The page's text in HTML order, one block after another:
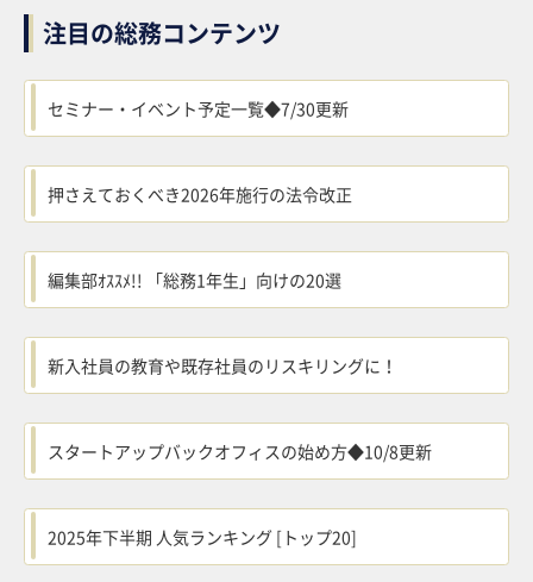
注目の総務コンテンツ
セミナー・イベント予定一覧◆7/30更新
押さえておくべき2026年施行の法令改正
編集部ｵｽｽﾒ!! 「総務1年生」向けの20選
新入社員の教育や既存社員のリスキリングに！
スタートアップバックオフィスの始め方◆10/8更新
2025年下半期 人気ランキング [トップ20]